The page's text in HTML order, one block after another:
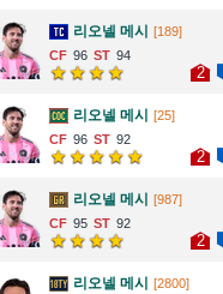
리오넬 메시
[189]
96
94
2
리오넬 메시
[25]
96
92
2
리오넬 메시
[987]
95
92
2
리오넬 메시
[2800]